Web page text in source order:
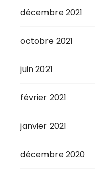
décembre 2021
octobre 2021
juin 2021
février 2021
janvier 2021
décembre 2020